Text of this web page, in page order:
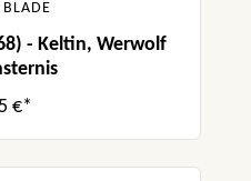
- Keltin, Werwolf
€*